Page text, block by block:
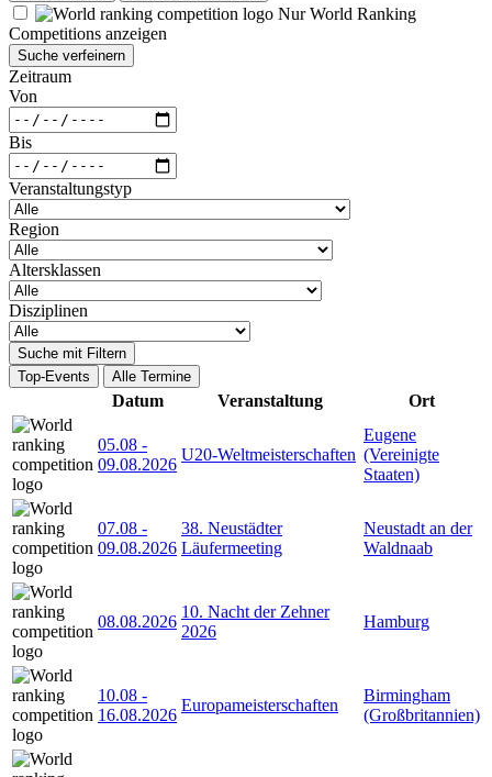
Nur World Ranking
Competitions anzeigen
Suche verfeinern
Zeitraum
Von
Bis
Veranstaltungstyp
Region
Altersklassen
Disziplinen
Suche mit Filtern
Top-Events
Alle Termine
Datum Veranstaltung Ort
05.08 -
09.08.2026
U20-Weltmeisterschaften
Eugene
(Vereinigte
Staaten)
07.08 -
09.08.2026
38. Neustädter
Läufermeeting
Neustadt an der
Waldnaab
08.08.2026
10. Nacht der Zehner
2026
Hamburg
10.08 -
16.08.2026
Europameisterschaften
Birmingham
(Großbritannien)